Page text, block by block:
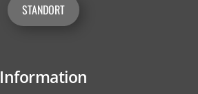
STANDORT
Information